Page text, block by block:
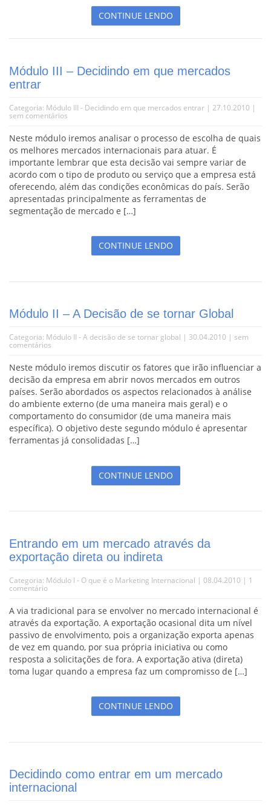
CONTINUE LENDO
Módulo III – Decidindo em que mercados
entrar
Categoria: Módulo III - Decidindo em que mercados entrar | 27.10.2010 |
sem comentários
Neste módulo iremos analisar o processo de escolha de quais
os melhores mercados internacionais para atuar. É
importante lembrar que esta decisão vai sempre variar de
acordo com o tipo de produto ou serviço que a empresa está
oferecendo, além das condições econômicas do país. Serão
apresentadas principalmente as ferramentas de
segmentação de mercado e […]
CONTINUE LENDO
Módulo II – A Decisão de se tornar Global
Categoria: Módulo II - A decisão de se tornar global | 30.04.2010 | sem
comentários
Neste módulo iremos discutir os fatores que irão influenciar a
decisão da empresa em abrir novos mercados em outros
países. Serão abordados os aspectos relacionados à análise
do ambiente externo (de uma maneira mais geral) e o
comportamento do consumidor (de uma maneira mais
específica). O objetivo deste segundo módulo é apresentar
ferramentas já consolidadas […]
CONTINUE LENDO
Entrando em um mercado através da
exportação direta ou indireta
Categoria: Módulo I - O que é o Marketing Internacional | 08.04.2010 | 1
comentário
A via tradicional para se envolver no mercado internacional é
através da exportação. A exportação ocasional dita um nível
passivo de envolvimento, pois a organização exporta apenas
de vez em quando, por sua própria iniciativa ou como
resposta a solicitações de fora. A exportação ativa (direta)
toma lugar quando a empresa faz um compromisso de […]
CONTINUE LENDO
Decidindo como entrar em um mercado
internacional